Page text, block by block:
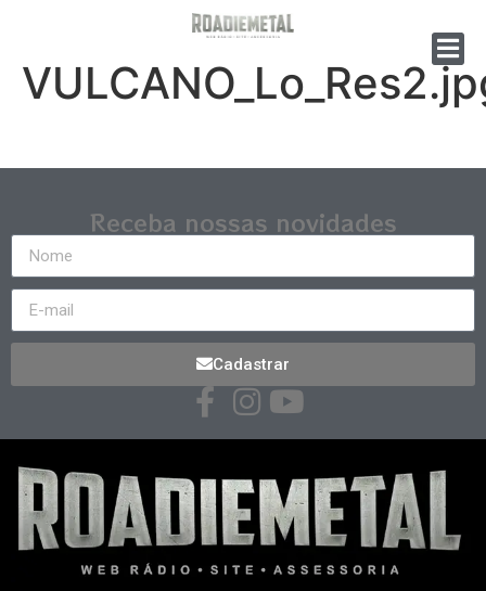
Receba nossas novidades
Cadastrar